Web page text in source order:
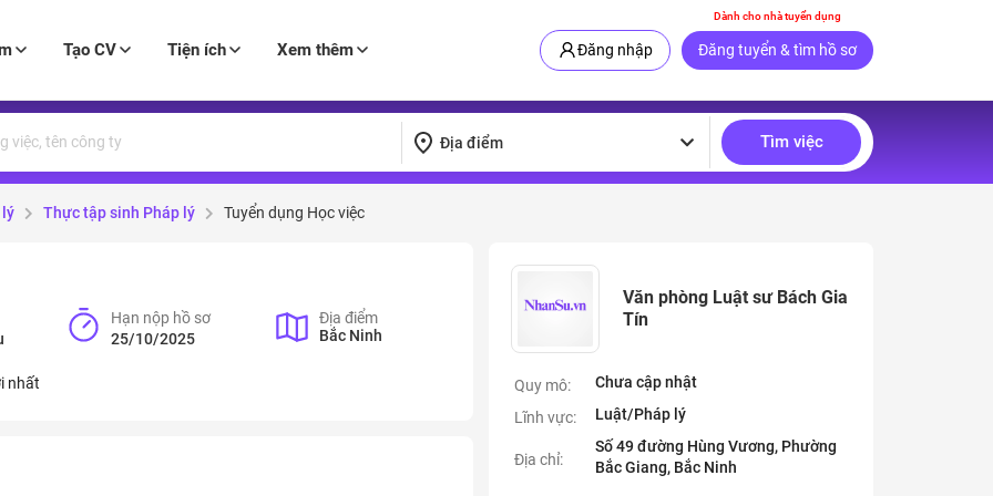
Dành cho nhà tuyển dụng
Tạo CV Tiện ích Xem thêm Đăng nhập Đăng tuyển & tìm hồ sơ
Địa điểm Tìm việc
lý Thực tập sinh Pháp lý Tuyển dụng Học việc
Hạn nộp hồ sơ
25/10/2025
Địa điểm
Bắc Ninh
nhất
Văn phòng Luật sư Bách Gia
Tín
Quy mô:
Chưa cập nhật
Lĩnh vực:
Luật/Pháp lý
Địa chỉ:
Số 49 đường Hùng Vương, Phường
Bắc Giang, Bắc Ninh